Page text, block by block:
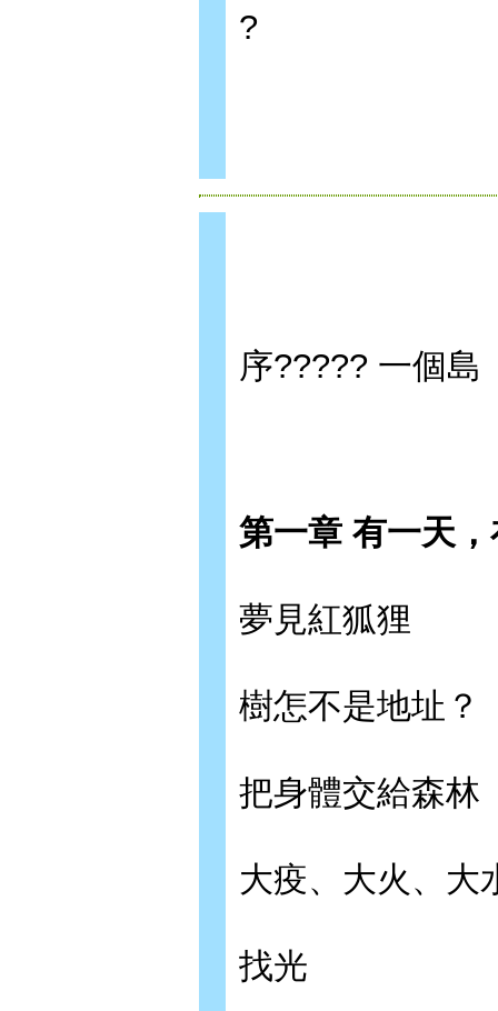
?
序????? 一個島
第一章 有一天
夢見紅狐狸
樹怎不是地址？
把身體交給森林
大疫、大火、大
找光